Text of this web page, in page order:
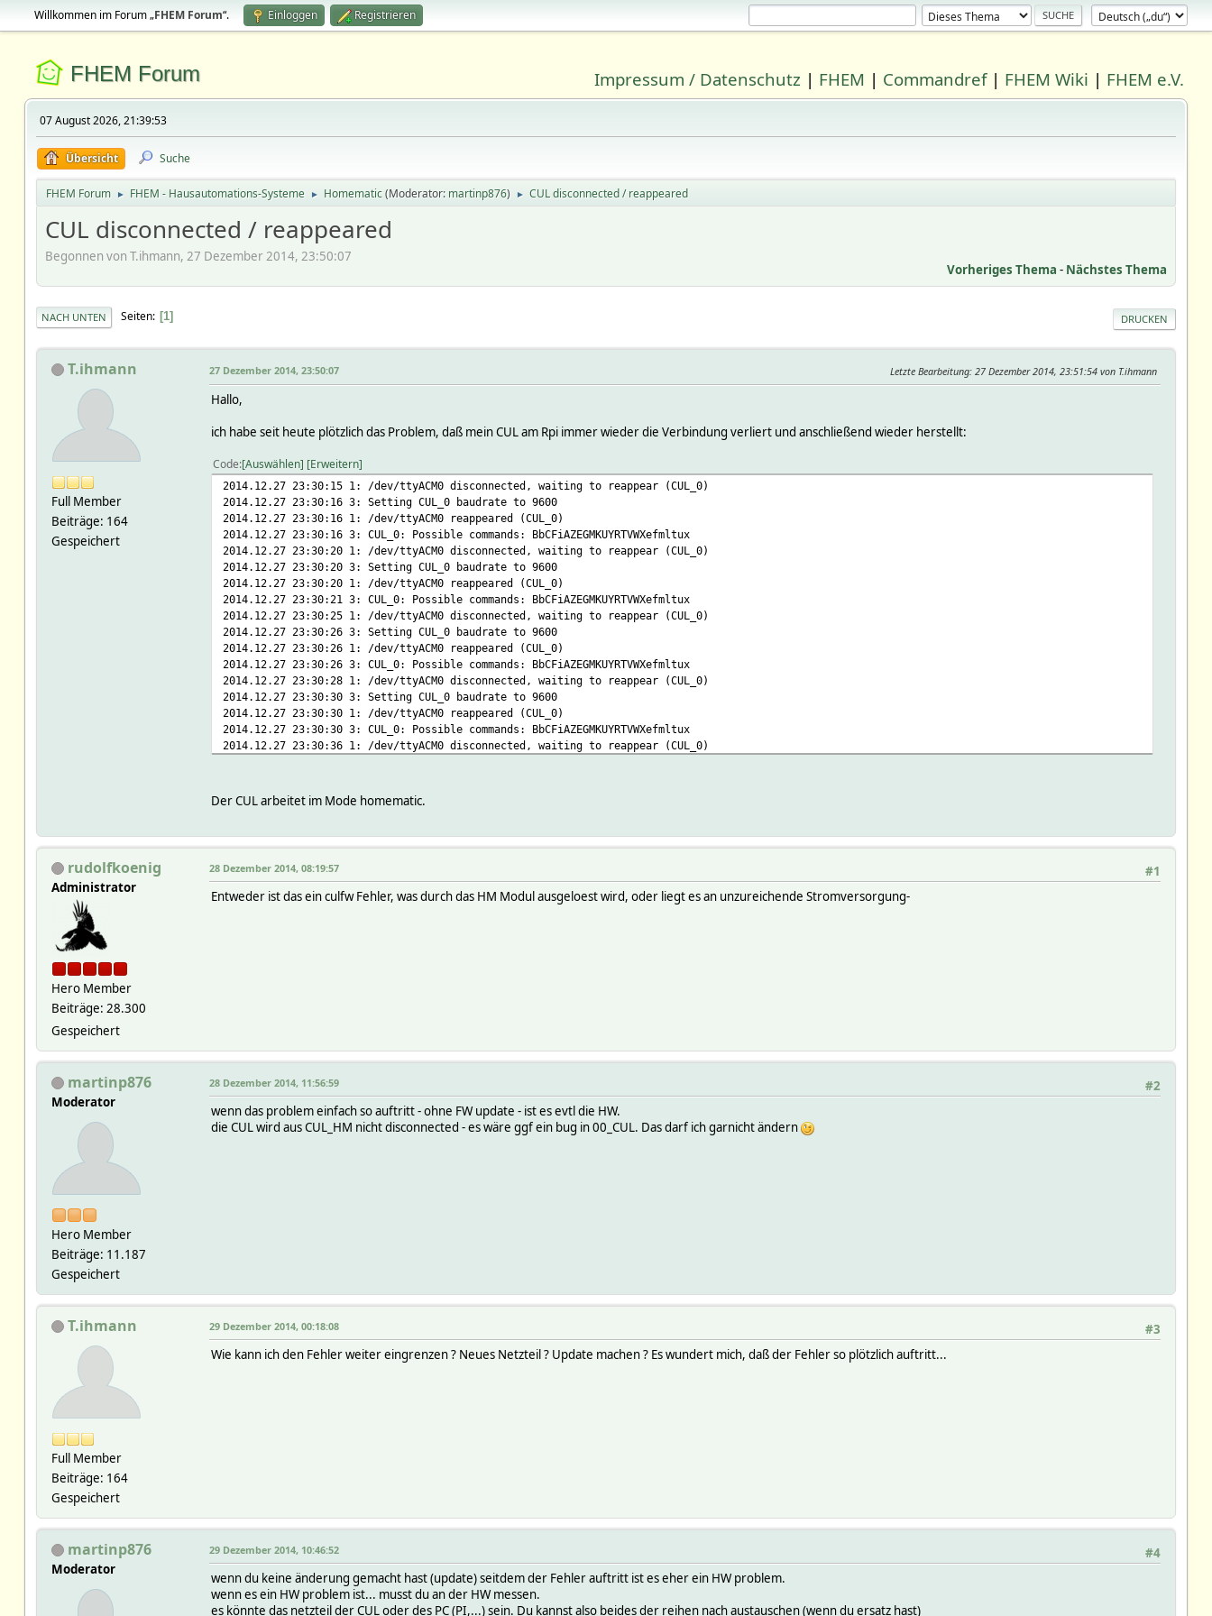
Willkommen im Forum „FHEM Forum“. Einloggen Registrieren
FHEM Forum Impressum / Datenschutz | FHEM | Commandref| FHEM Wiki | FHEM e.V.
07 August 2026, 21:39:53
Übersicht Suche
FHEM Forum ► FHEM - Hausautomations-Systeme ► Homematic(Moderator: martinp876) ► CUL disconnected / reappeared
CUL disconnected / reappeared
Begonnen von T.ihmann, 27 Dezember 2014, 23:50:07
Vorheriges Thema - Nächstes Thema
DRUCKEN
NACH UNTEN Seiten 1
T.ihmann
Full Member
Beiträge: 164
Gespeichert
27 Dezember 2014, 23:50:07 Letzte Bearbeitung: 27 Dezember 2014, 23:51:54 von T.ihmann
Hallo,
ich habe seit heute plötzlich das Problem, daß mein CUL am Rpi immer wieder die Verbindung verliert und anschließend wieder herstellt:
Code Auswählen Erweitern
2014.12.27 23:30:15 1: /dev/ttyACM0 disconnected, waiting to reappear (CUL_0)
2014.12.27 23:30:16 3: Setting CUL_0 baudrate to 9600
2014.12.27 23:30:16 1: /dev/ttyACM0 reappeared (CUL_0)
2014.12.27 23:30:16 3: CUL_0: Possible commands: BbCFiAZEGMKUYRTVWXefmltux
2014.12.27 23:30:20 1: /dev/ttyACM0 disconnected, waiting to reappear (CUL_0)
2014.12.27 23:30:20 3: Setting CUL_0 baudrate to 9600
2014.12.27 23:30:20 1: /dev/ttyACM0 reappeared (CUL_0)
2014.12.27 23:30:21 3: CUL_0: Possible commands: BbCFiAZEGMKUYRTVWXefmltux
2014.12.27 23:30:25 1: /dev/ttyACM0 disconnected, waiting to reappear (CUL_0)
2014.12.27 23:30:26 3: Setting CUL_0 baudrate to 9600
2014.12.27 23:30:26 1: /dev/ttyACM0 reappeared (CUL_0)
2014.12.27 23:30:26 3: CUL_0: Possible commands: BbCFiAZEGMKUYRTVWXefmltux
2014.12.27 23:30:28 1: /dev/ttyACM0 disconnected, waiting to reappear (CUL_0)
2014.12.27 23:30:30 3: Setting CUL_0 baudrate to 9600
2014.12.27 23:30:30 1: /dev/ttyACM0 reappeared (CUL_0)
2014.12.27 23:30:30 3: CUL_0: Possible commands: BbCFiAZEGMKUYRTVWXefmltux
2014.12.27 23:30:36 1: /dev/ttyACM0 disconnected, waiting to reappear (CUL_0)
2014.12.27 23:30:36 3: CUL_0: Possible commands: BbCFiAZEGMKUYRTVWXefmltux
2014.12.27 23:30:43 1: /dev/ttyACM0 disconnected, waiting to reappear (CUL_0)
2014.12.27 23:31:24 1: /dev/ttyACM0 disconnected, waiting to reappear (CUL_0)
2014.12.27 23:31:48 3: Setting CUL_0 baudrate to 9600
2014.12.27 23:31:48 1: /dev/ttyACM0 reappeared (CUL_0)
Der CUL arbeitet im Mode homematic.
rudolfkoenig
Administrator
Hero Member
Beiträge: 28.300
Gespeichert
#1
28 Dezember 2014, 08:19:57
Entweder ist das ein culfw Fehler, was durch das HM Modul ausgeloest wird, oder liegt es an unzureichende Stromversorgung-
martinp876
Moderator
Hero Member
Beiträge: 11.187
Gespeichert
#2
28 Dezember 2014, 11:56:59
wenn das problem einfach so auftritt - ohne FW update - ist es evtl die HW.
die CUL wird aus CUL_HM nicht disconnected - es wäre ggf ein bug in 00_CUL. Das darf ich garnicht ändern
T.ihmann
Full Member
Beiträge: 164
Gespeichert
#3
29 Dezember 2014, 00:18:08
Wie kann ich den Fehler weiter eingrenzen ? Neues Netzteil ? Update machen ? Es wundert mich, daß der Fehler so plötzlich auftritt...
martinp876
Moderator
#4
29 Dezember 2014, 10:46:52
wenn du keine änderung gemacht hast (update) seitdem der Fehler auftritt ist es eher ein HW problem.
wenn es ein HW problem ist... musst du an der HW messen.
es könnte das netzteil der CUL oder des PC (PI,...) sein. Du kannst also beides der reihen nach austauschen (wenn du ersatz hast)